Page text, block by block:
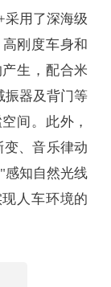
采用了深海级
刚度车身和
生，配合米
振器及背门等
间。此外，
、音乐律动
感知自然光线
人车环境的